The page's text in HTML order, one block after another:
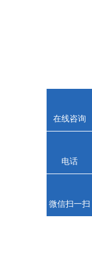
在线咨询
电话
微信扫一扫